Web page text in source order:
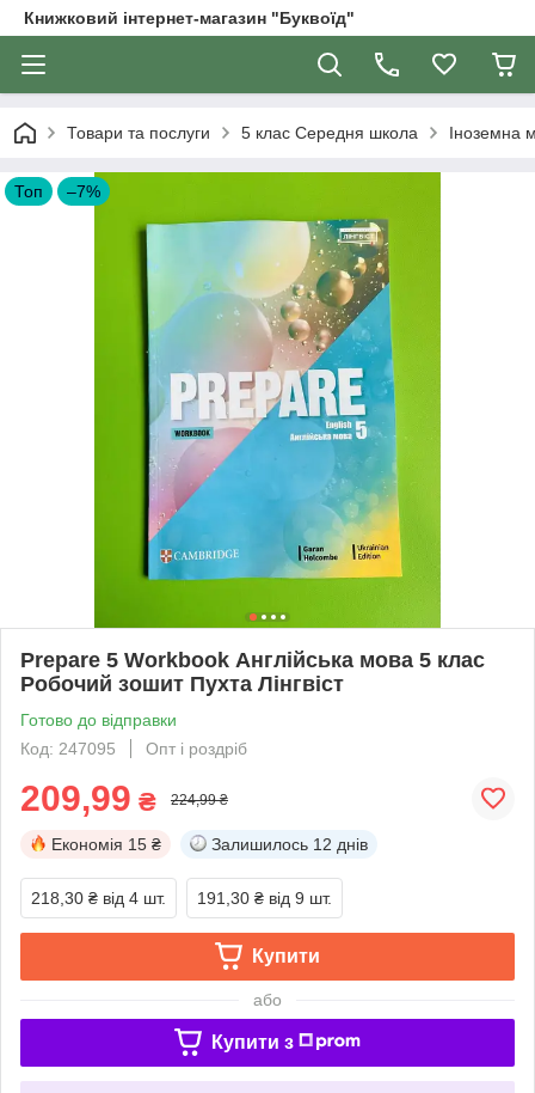
Книжковий інтернет-магазин "Буквоїд"
Товари та послуги 5 клас Середня школа Іноземна
Топ –7%
Prepare 5 Workbook Англійська мова 5 клас
Робочий зошит Пухта Лінгвіст
Готово до відправки
Код: 247095
Опт і роздріб
209,99 ₴ 224,99 ₴
Економія 15 ₴ Залишилось 12 днів
218,30 ₴ від 4 шт. 191,30 ₴ від 9 шт.
Купити
або
Купити з